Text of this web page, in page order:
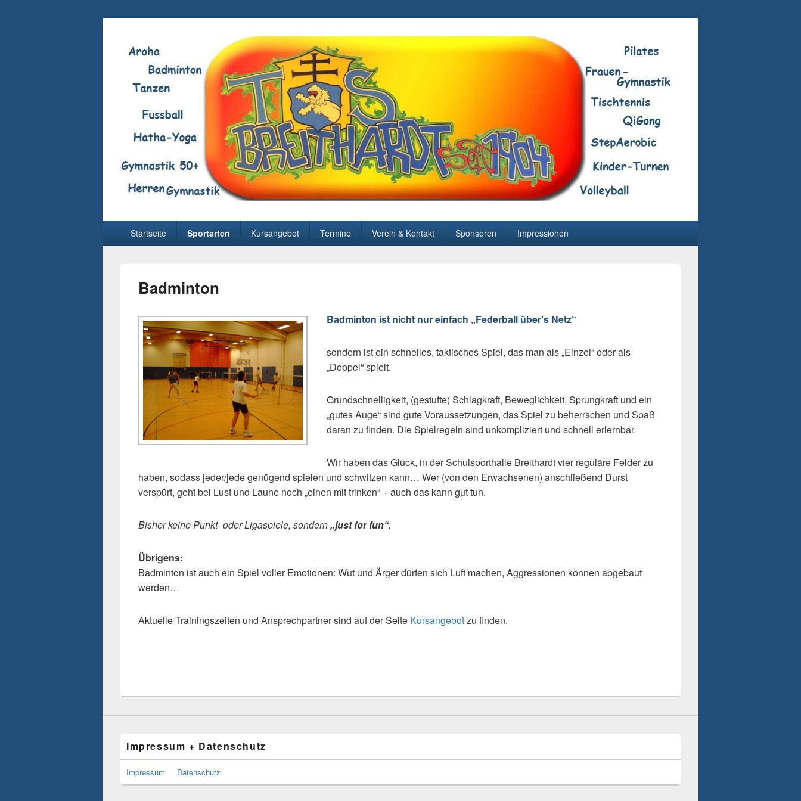
Startseite Sportarten Kursangebot Termine Verein & Kontakt Sponsoren Impressionen
Badminton
Badminton ist nicht nur einfach „Federball über’s Netz“
sondern ist ein schnelles, taktisches Spiel, das man als „Einzel“ oder als
„Doppel“ spielt.
Grundschnelligkeit, (gestufte) Schlagkraft, Beweglichkeit, Sprungkraft und ein
„gutes Auge“ sind gute Voraussetzungen, das Spiel zu beherrschen und Spaß
daran zu finden. Die Spielregeln sind unkompliziert und schnell erlernbar.
Wir haben das Glück, in der Schulsporthalle Breithardt vier reguläre Felder zu
haben, sodass jeder/jede genügend spielen und schwitzen kann… Wer (von den Erwachsenen) anschließend Durst
verspürt, geht bei Lust und Laune noch „einen mit trinken“ – auch das kann gut tun.
Bisher keine Punkt- oder Ligaspiele, sondern„just for fun“.
Übrigens:
Badminton ist auch ein Spiel voller Emotionen: Wut und Ärger dürfen sich Luft machen, Aggressionen können abgebaut
werden…
Aktuelle Trainingszeiten und Ansprechpartner sind auf der Seite Kursangebotzu finden.
Impressum + Datenschutz
Impressum Datenschutz